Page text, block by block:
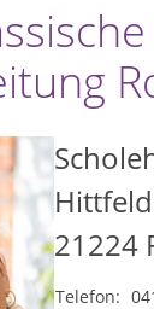
21224
Telefon: